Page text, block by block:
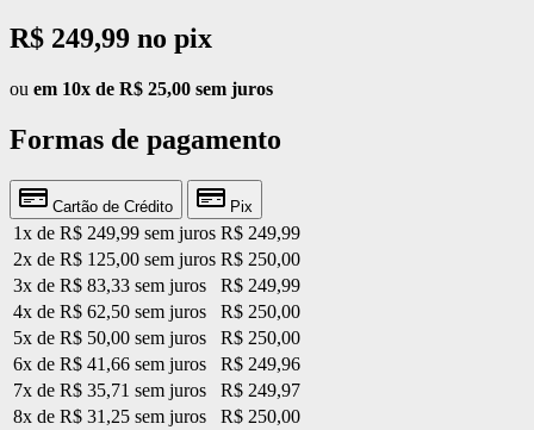
R$ 249,99 no pix
ou em 10x de R$ 25,00 sem juros
Formas de pagamento
Cartão de Crédito Pix
1x de R$ 249,99 sem juros R$ 249,99
2x de R$ 125,00 sem juros R$ 250,00
3x de R$ 83,33 sem juros
R$ 249,99
4x de R$ 62,50 sem juros
R$ 250,00
5x de R$ 50,00 sem juros
R$ 250,00
6x de R$ 41,66 sem juros
R$ 249,96
7x de R$ 35,71 sem juros
R$ 249,97
8x de R$ 31,25 sem juros
R$ 250,00